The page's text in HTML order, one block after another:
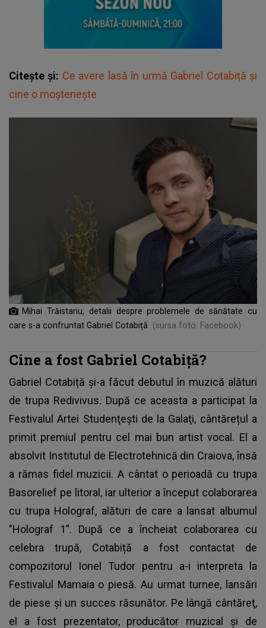
Citește și: Ce avere lasă în urmă Gabriel Cotabiță și
cine o moștenește
Mihai Trăistariu, detalii despre problemele de sănătate cu
care s-a confruntat Gabriel Cotabiță
(sursa foto: Facebook)
Cine a fost Gabriel Cotabiță?
Gabriel Cotabiță și-a făcut debutul în muzică alături
de trupa Redivivus. După ce aceasta a participat la
Festivalul Artei Studenţeşti de la Galaţi, cântărețul a
primit premiul pentru cel mai bun artist vocal. El a
absolvit Institutul de Electrotehnică din Craiova, însă
a rămas fidel muzicii. A cântat o perioadă cu trupa
Basorelief pe litoral, iar ulterior a început colaborarea
cu trupa Holograf, alături de care a lansat albumul
”Holograf 1”. După ce a încheiat colaborarea cu
celebra trupă, Cotabiță a fost contactat de
compozitorul Ionel Tudor pentru a-i interpreta la
Festivalul Mamaia o piesă. Au urmat turnee, lansări
de piese și un succes răsunător. Pe lângă cântăreţ,
el a fost prezentator, producător muzical şi de